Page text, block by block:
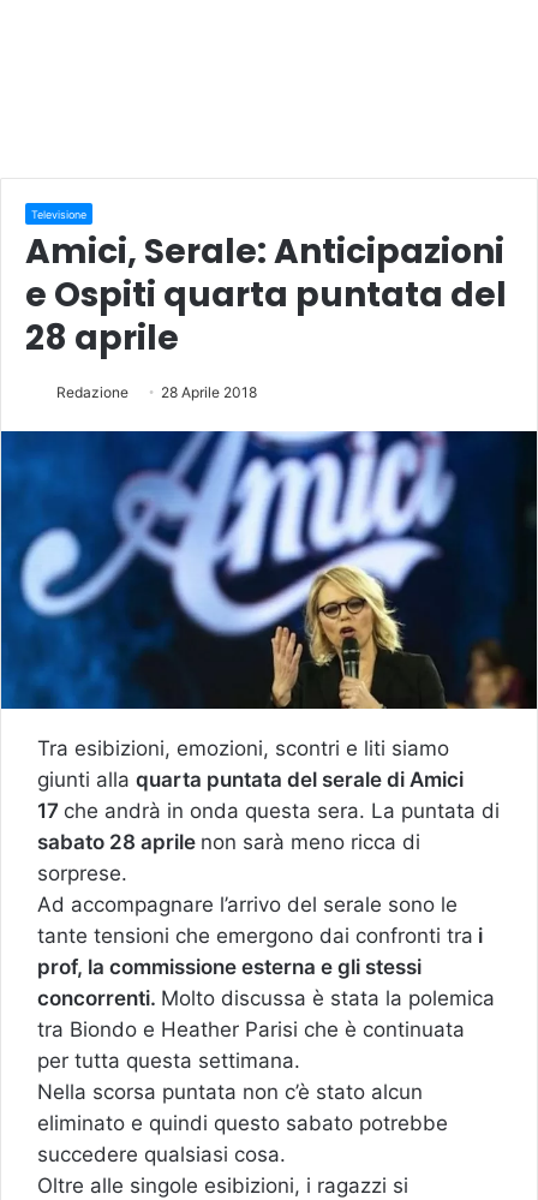
Televisione
Amici, Serale: Anticipazioni
e Ospiti quarta puntata del
28 aprile
Redazione 28 Aprile 2018
Tra esibizioni, emozioni, scontri e liti siamo
giunti alla quarta puntata del serale di Amici
17 che andrà in onda questa sera. La puntata di
sabato 28 aprile non sarà meno ricca di
sorprese.
Ad accompagnare l’arrivo del serale sono le
tante tensioni che emergono dai confronti tra i
prof, la commissione esterna e gli stessi
concorrenti. Molto discussa è stata la polemica
tra Biondo e Heather Parisi che è continuata
per tutta questa settimana.
Nella scorsa puntata non c’è stato alcun
eliminato e quindi questo sabato potrebbe
succedere qualsiasi cosa.
Oltre alle singole esibizioni, i ragazzi si